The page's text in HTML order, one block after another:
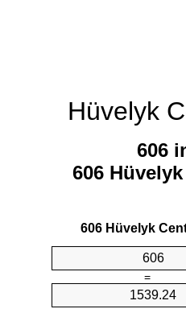
Hüvelyk
606
606
606 Hüvelyk
=